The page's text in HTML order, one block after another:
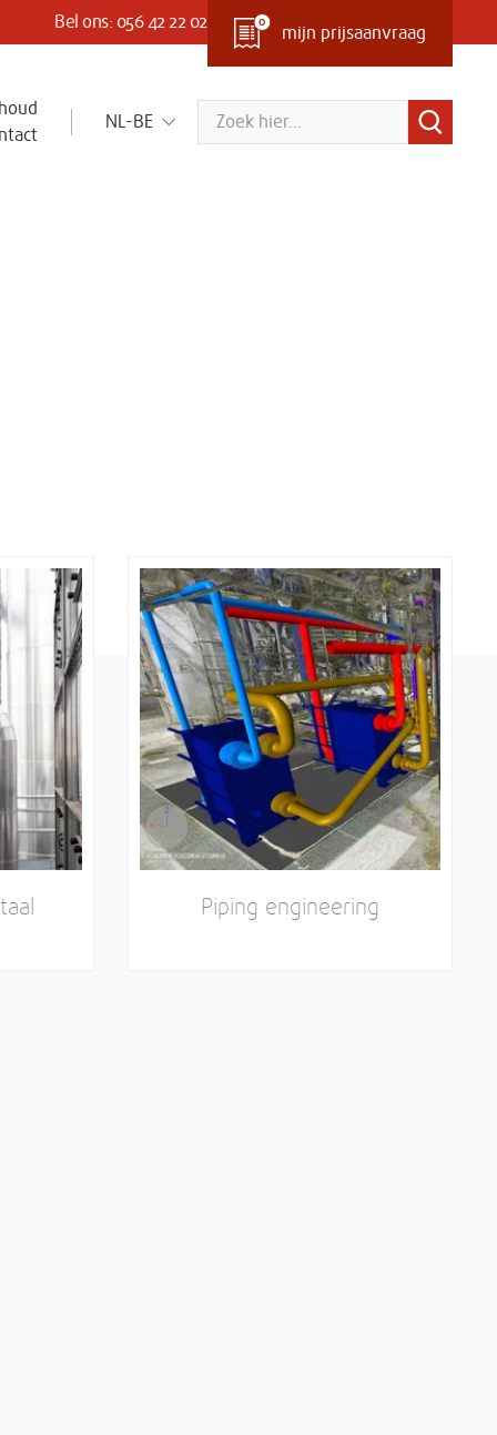
Bel ons: 056 42 22 02 mijn prijsaanvraag
& mats
en
CGK Group
Wij staan in voor de veiligheid, gezondheid
NL-BE Zoeken
Piping engineering